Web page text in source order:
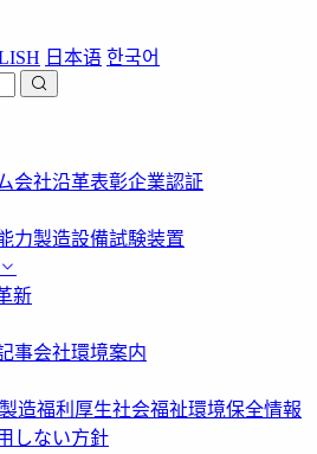
日本语 한국어
会社沿革表彰企業認証
力製造設備試験装置
新
事会社環境案内
造福利厚生社会福祉環境保全情報
しない方針